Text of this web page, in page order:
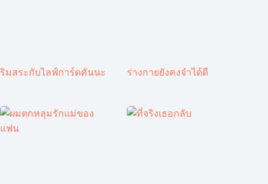
ริมสระกับไลฟ์การ์ดคันนะ ร่างกายยังคงจำได้ดี